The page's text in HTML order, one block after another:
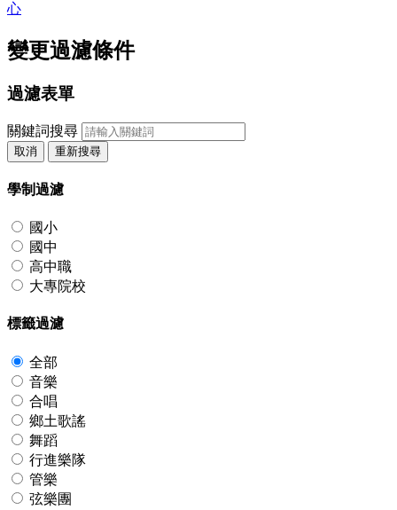
心
變更過濾條件
過濾表單
關鍵詞搜尋
取消 重新搜尋
學制過濾
國小
國中
高中職
大專院校
標籤過濾
全部
音樂
合唱
鄉土歌謠
舞蹈
行進樂隊
管樂
弦樂團